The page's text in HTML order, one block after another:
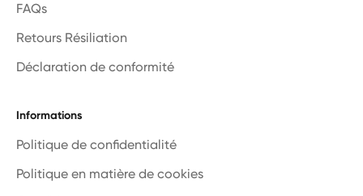
FAQs
Retours Résiliation
Déclaration de conformité
Informations
Politique de confidentialité
Politique en matière de cookies